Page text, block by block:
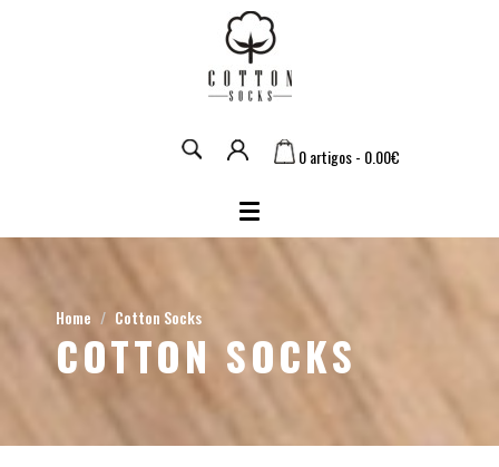
0 artigos - 0.00€
Home Cotton Socks
COTTON SOCKS